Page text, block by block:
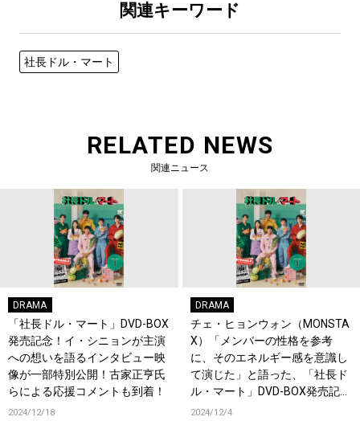
関連キーワード
社長ドル・マート
RELATED NEWS
関連ニュース
DRAMA
「社長ドル・マート」DVD-BOX
発売記念！イ・シニョンが主演
への想いを語るインタビュー映
像が一部特別公開！古家正亨氏
らによる応援コメントも到着！
2024/12/18
DRAMA
チェ・ヒョンウォン（MONSTA
X）「メンバーの性格を参考
に、そのエネルギー感を意識し
て演じた」と語った、「社長ド
ル・マート」DVD-BOX発売記念
インタビュー映像が一部特別公
2024/12/4